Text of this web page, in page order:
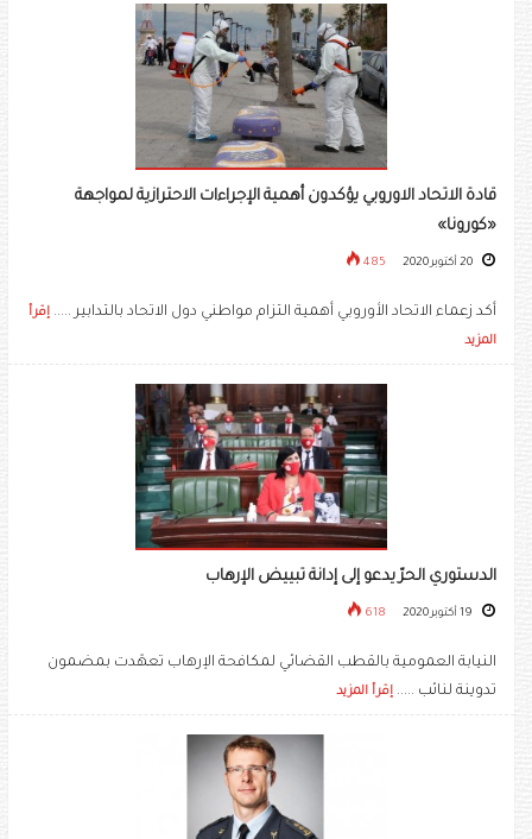
قادة الاتحاد الاوروبي يؤكدون أهمية الإجراءات الاحترازية لمواجهة
«كورونا»
485
أكد زعماء الاتحاد الأوروبي أهمية التزام مواطني دول الاتحاد بالتدابير ..... إقرأ
المزيد
الدستوري الحرّ يدعو إلى إدانة تبييض الإرهاب
618
النيابة العمومية بالقطب القضائي لمكافحة الإرهاب تعهّدت بمضمون
تدوينة لنائب ..... إقرأ المزيد